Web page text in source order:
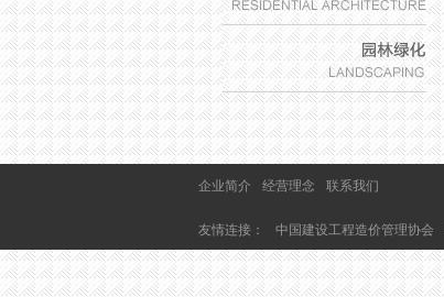
企业简介 经营理念 联系我们
友情连接： 中国建设工程造价管理协会